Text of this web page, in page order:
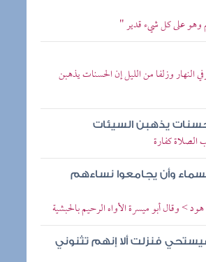
وهو على كل شيء قدير "
وزلفا من الليل إن الحسنات يذهبن
يذهبن السيئات
كفارة
وأن يجامعوا نساءهم
وقال أبو ميسرة الأواه الرحيم بالحبشية
فنزلت ألا إنهم تثنوني